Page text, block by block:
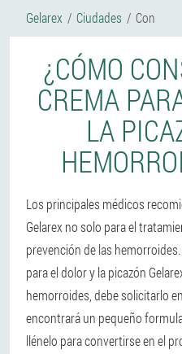
Gelarex Ciudades Con
¿CÓMO
CREMA
LA
Los principales médicos
Gelarex no solo para el
prevención de las
para el dolor y la picazón
hemorroides, debe solicitarlo
encontrará un pequeño
llénelo para convertirse en el